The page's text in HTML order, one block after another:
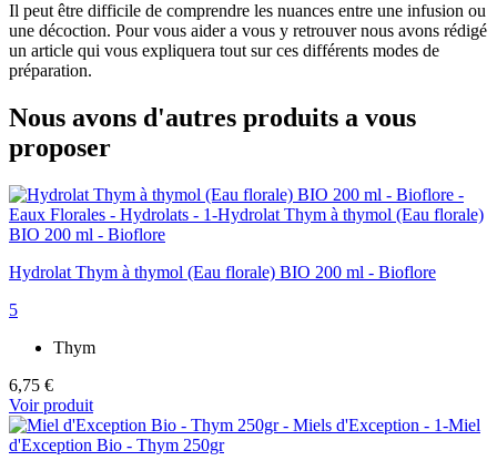
Il peut être difficile de comprendre les nuances entre une infusion ou
une décoction. Pour vous aider a vous y retrouver nous avons rédigé
un article qui vous expliquera tout sur ces différents modes de
préparation.
Nous avons d'autres produits a vous
proposer
Hydrolat Thym à thymol (Eau florale) BIO 200 ml - Bioflore
5
Thym
6,75 €
Voir produit